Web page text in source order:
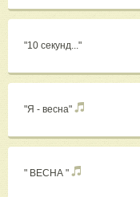
"10 секунд..."
"Я - весна"
" ВЕСНА "